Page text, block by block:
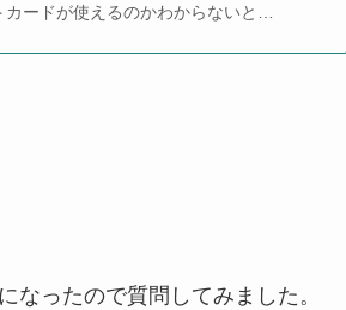
ードが使えるのかわからないと…
ったので質問してみました。